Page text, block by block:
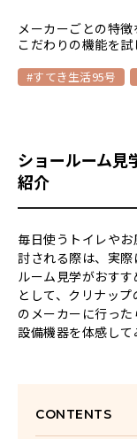
メーカーごとの特徴
こだわりの機能を試
#すてき生活95号
ショールーム見
紹介
毎日使うトイレや
討される際は、実
ルーム見学がおす
として、クリナッ
のメーカーに行っ
設備機器を体感して
CONTENTS